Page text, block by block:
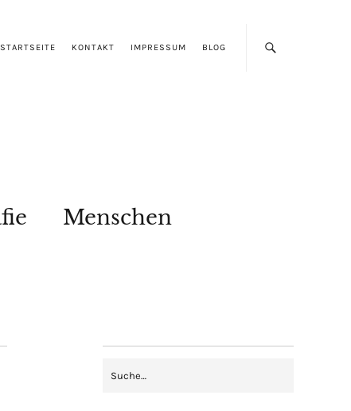
STARTSEITE KONTAKT IMPRESSUM BLOG
Menschen